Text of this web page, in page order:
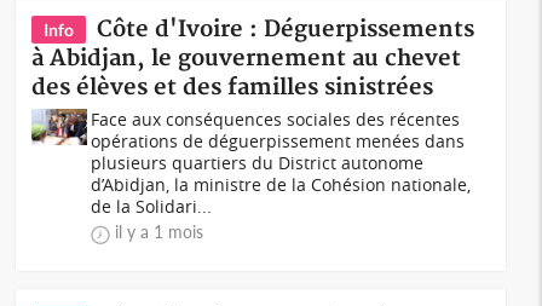
Info
Côte d'Ivoire : Déguerpissements
à Abidjan, le gouvernement au chevet
des élèves et des familles sinistrées
Face aux conséquences sociales des récentes
opérations de déguerpissement menées dans
plusieurs quartiers du District autonome
d’Abidjan, la ministre de la Cohésion nationale,
de la Solidari...
il y a 1 mois